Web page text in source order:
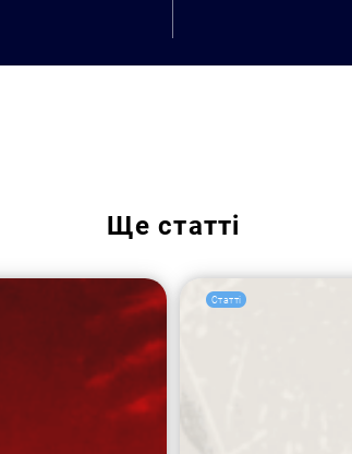
Щестатті
Статті